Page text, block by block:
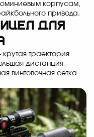
корпусам,
привода.
для
траектория
дистанция
винтовочная сетка